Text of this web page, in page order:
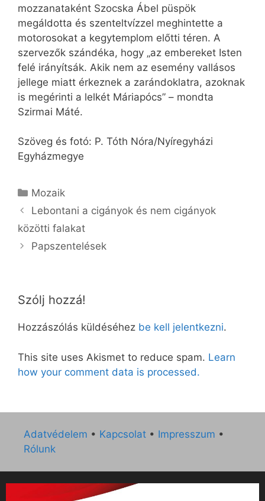
mozzanataként Szocska Ábel püspök
megáldotta és szenteltvízzel meghintette a
motorosokat a kegytemplom előtti téren. A
szervezők szándéka, hogy „az embereket Isten
felé irányítsák. Akik nem az esemény vallásos
jellege miatt érkeznek a zarándoklatra, azoknak
is megérinti a lelkét Máriapócs” – mondta
Szirmai Máté.
Szöveg és fotó: P. Tóth Nóra/Nyíregyházi
Egyházmegye
Kategória
Mozaik
Lebontani a cigányok és nem cigányok
közötti falakat
Papszentelések
Szólj hozzá!
Hozzászólás küldéséhez be kell jelentkezni.
This site uses Akismet to reduce spam. Learn
how your comment data is processed.
Adatvédelem • Kapcsolat • Impresszum •
Rólunk